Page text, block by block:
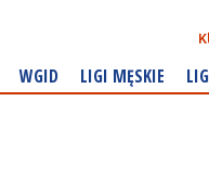
WGID LIGI MĘSKIE